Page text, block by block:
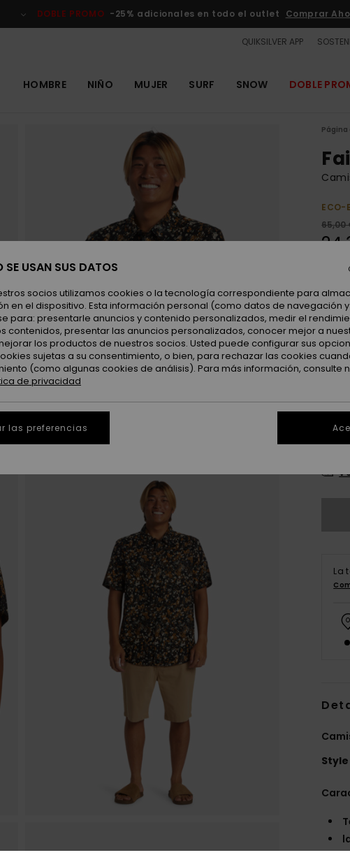
DOBLE PROMO -25% adicionales en todo el outlet Comprar
QUIKSILVER APP
HOMBRE NIÑO MUJER SURF SNOW DOBLE
Página
ECO-
65,00
Color
La
Style
SE USAN SUS DATOS
socios utilizamos cookies o la tecnología correspondiente para
en el dispositivo. Esta información personal (como datos de navegación
para: presentarle anuncios y contenido personalizados, medir el
contenidos, presentar las anuncios personalizados, conocer mejor a
los productos de nuestros socios. Usted puede configurar sus
sujetas a su consentimiento, o bien, para rechazar las cookies
(como algunas cookies de análisis). Para más información, consulte
de privacidad
las preferencias